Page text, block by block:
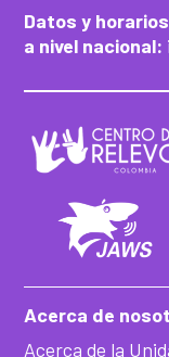
Datos y
a nivel nacional:
Acerca de
Acerca de la